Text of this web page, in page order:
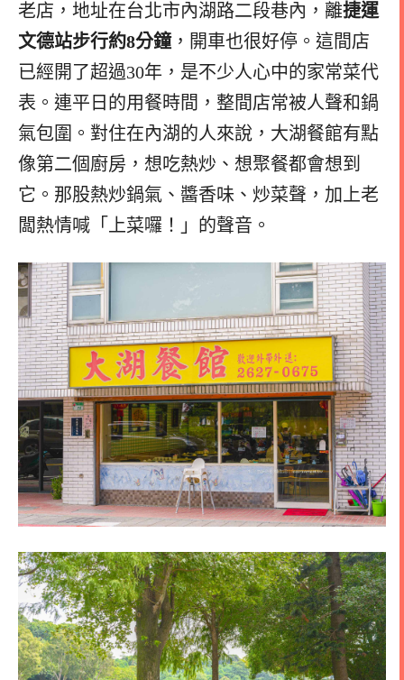
老店，地址在台北市內湖路二段巷內，離捷運
文德站步行約8分鐘，開車也很好停。這間店
已經開了超過30年，是不少人心中的家常菜代
表。連平日的用餐時間，整間店常被人聲和鍋
氣包圍。對住在內湖的人來說，大湖餐館有點
像第二個廚房，想吃熱炒、想聚餐都會想到
它。那股熱炒鍋氣、醬香味、炒菜聲，加上老
闆熱情喊「上菜囉！」的聲音。